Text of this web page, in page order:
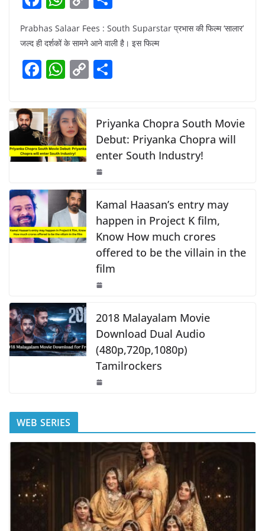
c
e
b
o
k
at
s
A
p
p
y
Li
ar
Prabhas Salaar Fees : South Suparstar प्रभास की फिल्म ‘सालार’
जल्द ही दर्शकों के सामने आने वाली है। इस फिल्म
F
c
e
b
o
k
W
at
s
A
p
C
y
Li
n
k
e
Priyanka Chopra South Movie
Debut: Priyanka Chopra will
enter South Industry!
Kamal Haasan’s entry may
happen in Project K film,
Know How much crores
offered to be the villain in the
film
2018 Malayalam Movie
Download Dual Audio
(480p,720p,1080p)
Tamilrockers
WEB SERIES